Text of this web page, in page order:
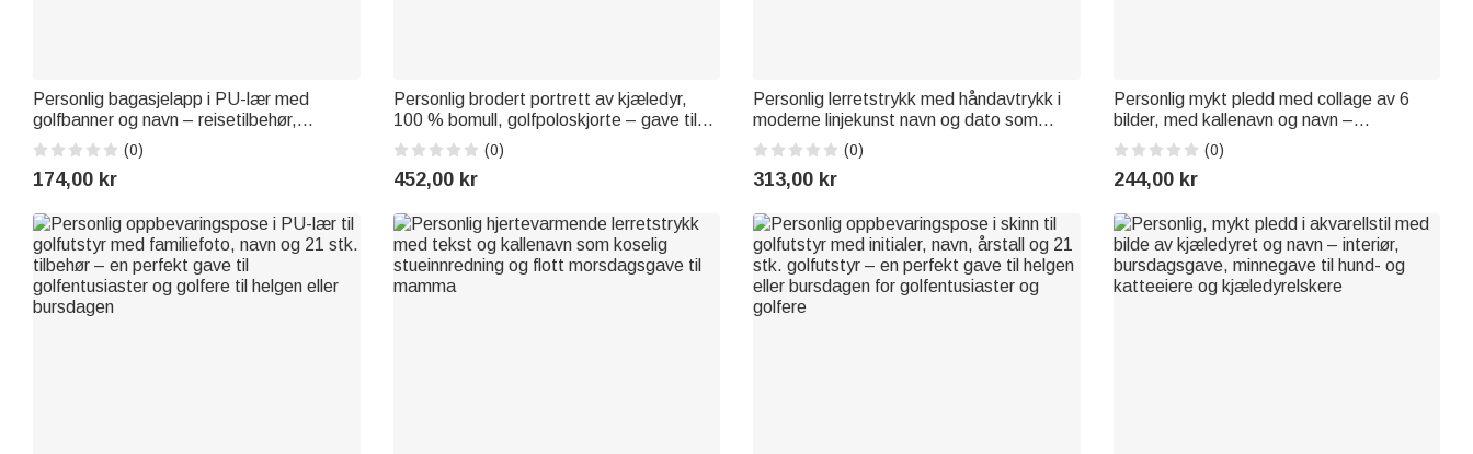
Personlig bagasjelapp i PU-lær med
golfbanner og navn – reisetilbehør,
bursdagsgave, reiseutstyr, golf-
turneringspris – gave til golfentusiaster og
spillere
(0)
174,00 kr
Personlig brodert portrett av kjæledyr,
100 % bomull, golfpoloskjorte – gave til
bursdag, jubileum eller bedriftsgave til
menn som elsker golf
(0)
452,00 kr
Personlig lerretstrykk med håndavtrykk i
moderne linjekunst navn og dato som
koselig barneromsdekor og barselgave til
nybakte foreldre
(0)
313,00 kr
Personlig mykt pledd med collage av 6
bilder, med kallenavn og navn –
interiørartikkel og gave til bursdag eller
jubileum til pappa og mamma
(0)
244,00 kr